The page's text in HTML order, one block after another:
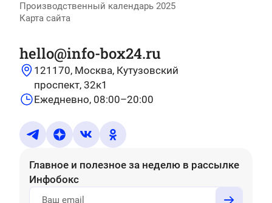
Производственный календарь 2025
Карта сайта
hello@info-box24.ru
121170, Москва, Кутузовский
проспект, 32к1
Ежедневно, 08:00–20:00
Главное и полезное за неделю в рассылке
Инфобокс